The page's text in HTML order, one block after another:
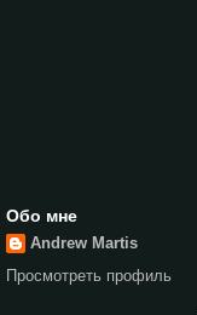
Обо мне
Andrew Martis
Просмотреть профиль